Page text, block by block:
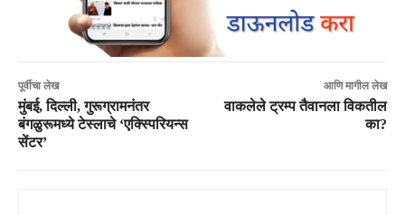
पूर्वीचा लेख
मुंबई, दिल्ली, गुरूग्रामनंतर
बंगळुरूमध्ये टेस्लाचे ‘एक्स्पिरियन्स
सेंटर’
आणि मागील लेख
वाकलेले ट्रम्प तैवानला विकतील
का?